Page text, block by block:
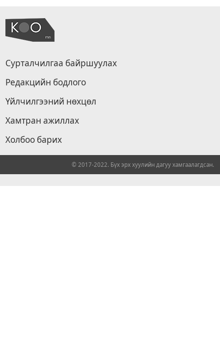
Сурталчилгаа байршуулах
Редакцийн бодлого
Үйлчилгээний нөхцөл
Хамтран ажиллах
Холбоо барих
© 2017-2022. Бүх эрх хуулийн дагуу хамгаалагдсан.